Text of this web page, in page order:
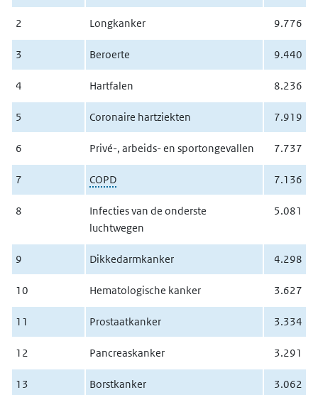
2 Longkanker 9.776
3 Beroerte 9.440
4 Hartfalen 8.236
5 Coronaire hartziekten 7.919
6 Privé-, arbeids- en sportongevallen 7.737
7 COPD 7.136
8
Infecties van de onderste
luchtwegen
5.081
9 Dikkedarmkanker 4.298
10 Hematologische kanker 3.627
11 Prostaatkanker 3.334
12 Pancreaskanker 3.291
13 Borstkanker 3.062